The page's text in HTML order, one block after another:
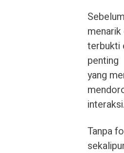
menarik
terbukti
penting
yang
interaksi.
Tanpa